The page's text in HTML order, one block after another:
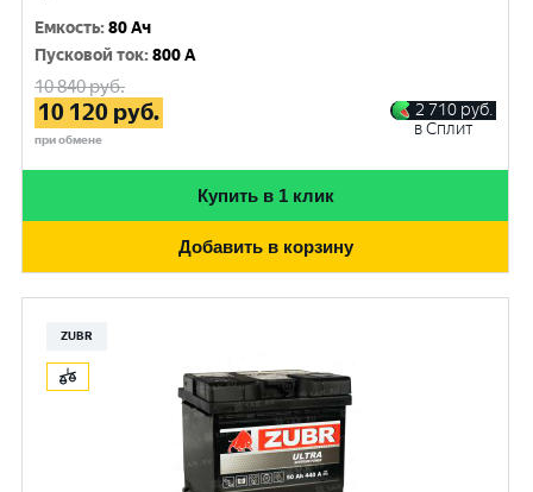
Емкость:80 Ач
Пусковой ток:800 A
10 840руб.
10 120 руб.
при обмене
2 710 руб.
в Сплит
Купить в 1 клик
Добавить в корзину
ZUBR